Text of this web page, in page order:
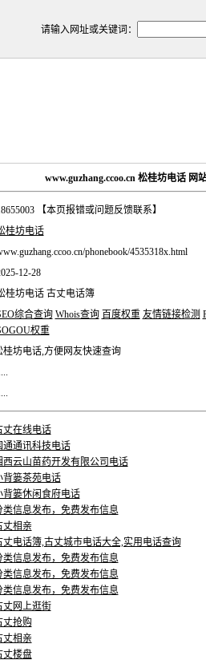
请输入网址或关键词：
www.guzhang.ccoo.cn 松桂坊电话 网
【本页报错或问题反馈联系】
桂坊电话
phonebook/4535318x.html
12-28
桂坊电话 古丈电话簿
综合查询 Whois查询 百度权重 友情链接检测
权重
桂坊电话,方便网友快速查询
丈在线电话
通通讯科技电话
西云山苗药开发有限公司电话
背篓茶苑电话
背篓休闲食府电话
类信息发布，免费发布信息
丈相亲
丈电话簿,古丈城市电话大全,实用电话查询
类信息发布，免费发布信息
类信息发布，免费发布信息
类信息发布，免费发布信息
丈网上逛街
丈抢购
丈相亲
丈楼盘